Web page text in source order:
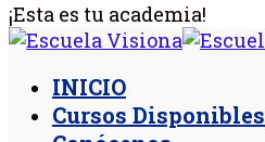
¡Esta es tu academia!
INICIO
Cursos Disponibles